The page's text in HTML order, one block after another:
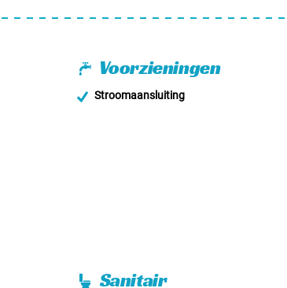
Voorzieningen
Stroomaansluiting
Sanitair